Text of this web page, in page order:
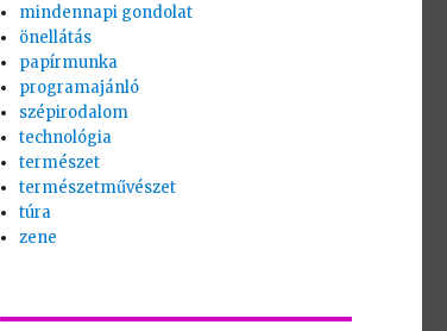
mindennapi gondolat
önellátás
papírmunka
programajánló
szépirodalom
technológia
természet
természetművészet
túra
zene